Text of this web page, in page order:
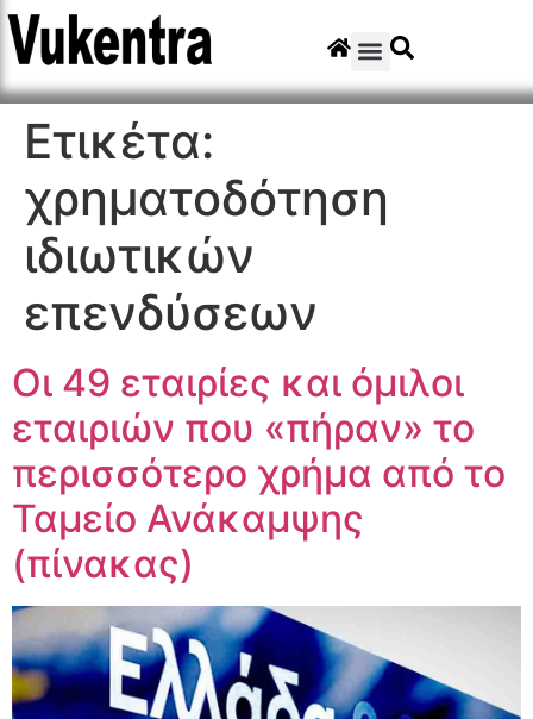
Ετικέτα:
χρηματοδότηση
ιδιωτικών
επενδύσεων
Οι 49 εταιρίες και όμιλοι
εταιριών που «πήραν» το
περισσότερο χρήμα από το
Ταμείο Ανάκαμψης
(πίνακας)